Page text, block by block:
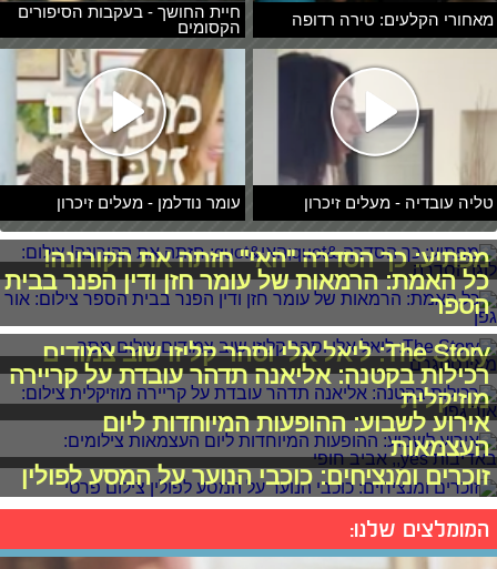
מאחורי הקלעים: טירה רדופה
חיית החושך - בעקבות הסיפורים
הקסומים
טליה עובדיה - מעלים זיכרון עומר נודלמן - מעלים זיכרון
מפתיע: כך הסדרה "האי" חזתה את הקורונה!
כל האמת: הרמאות של עומר חזן ודין הפנר בבית
הספר
The Story: ליאל אלי וסהר קליזו שוב צמודים
רכילות בקטנה: אליאנה תדהר עובדת על קריירה
מוזיקלית
אירוע לשבוע: ההופעות המיוחדות ליום
העצמאות
זוכרים ומנציחים: כוכבי הנוער על המסע לפולין
המומלצים שלנו: